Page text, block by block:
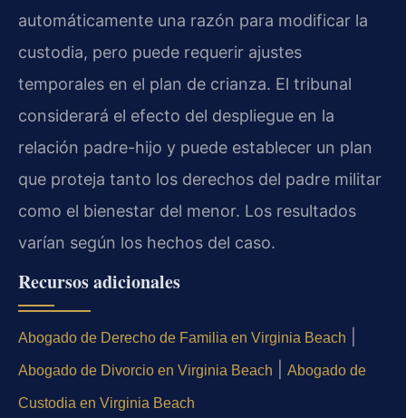
automáticamente una razón para modificar la
custodia, pero puede requerir ajustes
temporales en el plan de crianza. El tribunal
considerará el efecto del despliegue en la
relación padre-hijo y puede establecer un plan
que proteja tanto los derechos del padre militar
como el bienestar del menor. Los resultados
varían según los hechos del caso.
Recursos adicionales
Abogado de Derecho de Familia en Virginia Beach
Abogado de Divorcio en Virginia Beach Abogado de
Custodia en Virginia Beach